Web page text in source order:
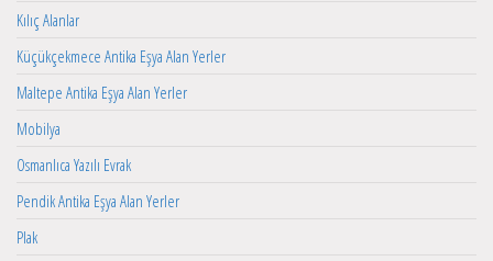
Kılıç Alanlar
Küçükçekmece Antika Eşya Alan Yerler
Maltepe Antika Eşya Alan Yerler
Mobilya
Osmanlıca Yazılı Evrak
Pendik Antika Eşya Alan Yerler
Plak